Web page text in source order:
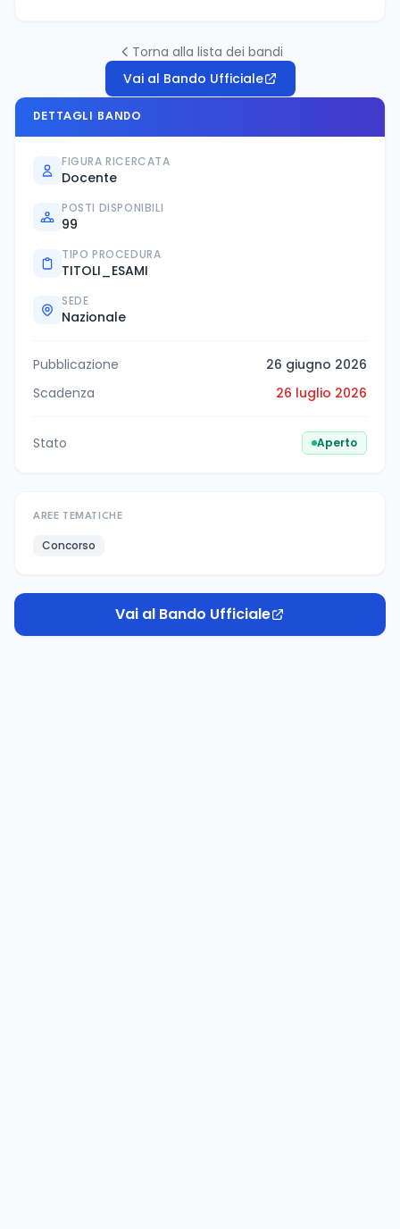
Torna alla lista dei bandi
Vai al Bando Ufficiale
DETTAGLI BANDO
FIGURA RICERCATA
Docente
POSTI DISPONIBILI
99
TIPO PROCEDURA
TITOLI_ESAMI
SEDE
Nazionale
Pubblicazione
26 giugno 2026
Scadenza
26 luglio 2026
Stato Aperto
AREE TEMATICHE
Concorso
Vai al Bando Ufficiale